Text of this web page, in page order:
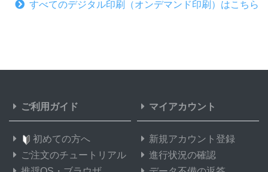
すべてのデジタル印刷（オンデマンド印刷）はこちら
ご利用ガイド
初めての方へ
ご注文のチュートリアル
マイアカウント
新規アカウント登録
進行状況の確認